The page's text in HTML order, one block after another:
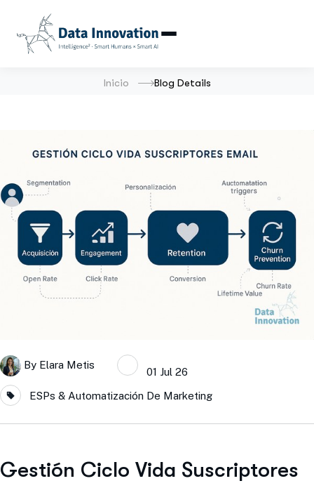
Inicio Blog Details
By Elara Metis
01 Jul 26
ESPs & Automatización De Marketing
Gestión Ciclo Vida Suscriptores